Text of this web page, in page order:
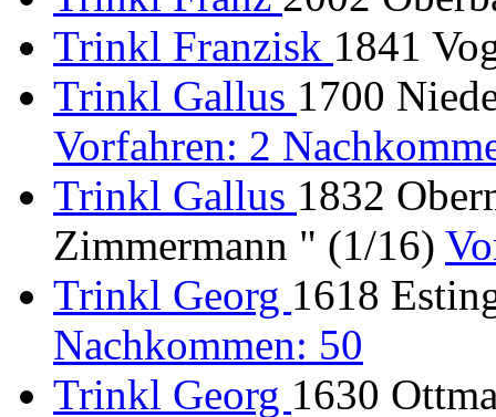
Trinkl Franzisk 1841
Trinkl Gallus 1700
Vorfahren: 2
Trinkl Gallus 1832
Zimmermann " (1/16)
Trinkl Georg 1618
Nachkommen: 50
Trinkl Georg 1630